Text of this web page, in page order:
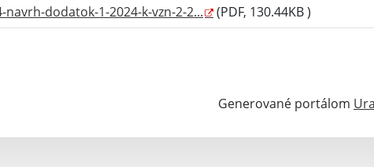
navrh-dodatok-1-2024-k-vzn-2-2... (PDF, 130.44KB )
Generované portálom